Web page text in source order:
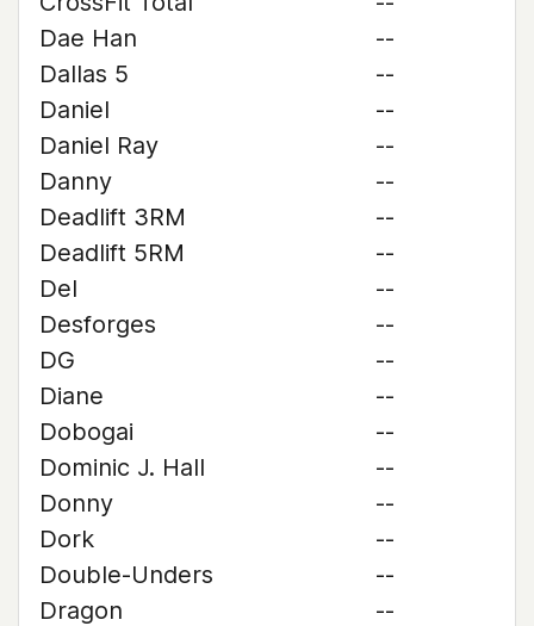
Dae Han
--
Dallas 5
--
Daniel
--
Daniel Ray
--
Danny
--
Deadlift 3RM
--
Deadlift 5RM
--
Del
--
Desforges
--
DG
--
Diane
--
Dobogai
--
Dominic J. Hall
--
Donny
--
Dork
--
Double-Unders
--
Dragon
--